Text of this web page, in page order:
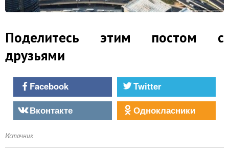
Поделитесь этим постом с
друзьями
Facebook
Twitter
Вконтакте
Однокласники
Источник